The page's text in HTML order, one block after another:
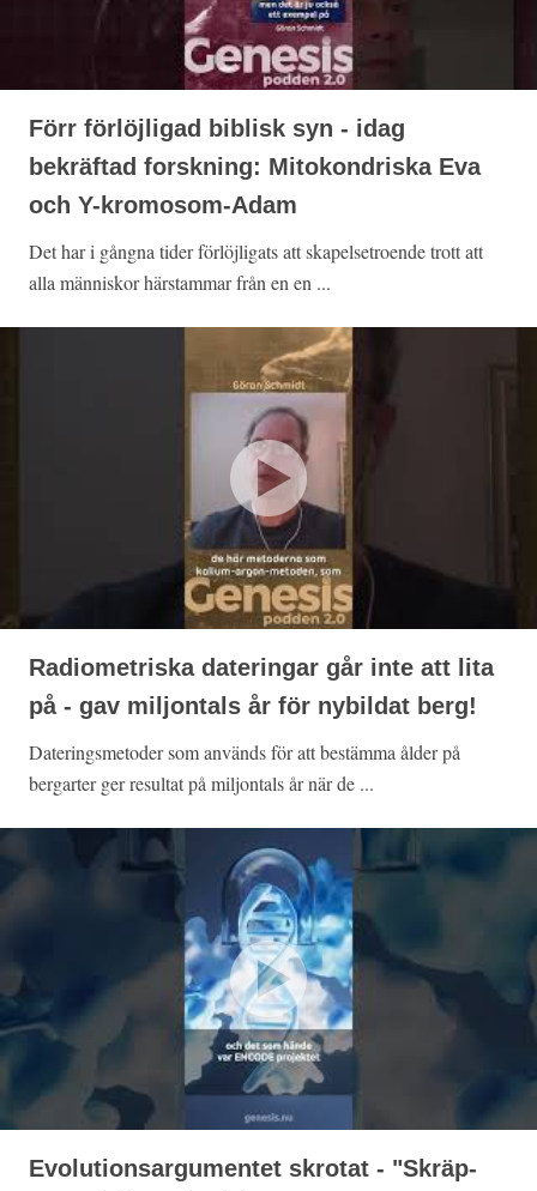
Förr förlöjligad biblisk syn - idag
bekräftad forskning: Mitokondriska Eva
och Y-kromosom-Adam
Det har i gångna tider förlöjligats att skapelsetroende trott att
alla människor härstammar från en en ...
Radiometriska dateringar går inte att lita
på - gav miljontals år för nybildat berg!
Dateringsmetoder som används för att bestämma ålder på
bergarter ger resultat på miljontals år när de ...
Evolutionsargumentet skrotat - "Skräp-